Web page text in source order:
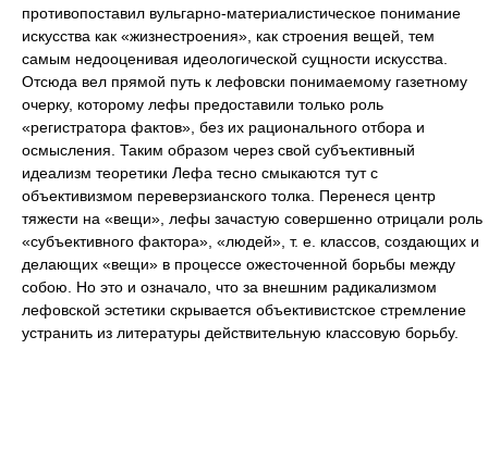
противопоставил вульгарно-материалистическое понимание
искусства как «жизнестроения», как строения вещей, тем
самым недооценивая идеологической сущности искусства.
Отсюда вел прямой путь к лефовски понимаемому газетному
очерку, которому лефы предоставили только роль
«регистратора фактов», без их рационального отбора и
осмысления. Таким образом через свой субъективный
идеализм теоретики Лефа тесно смыкаются тут с
объективизмом переверзианского толка. Перенеся центр
тяжести на «вещи», лефы зачастую совершенно отрицали роль
«субъективного фактора», «людей», т. е. классов, создающих и
делающих «вещи» в процессе ожесточенной борьбы между
собою. Но это и означало, что за внешним радикализмом
лефовской эстетики скрывается объективистское стремление
устранить из литературы действительную классовую борьбу.